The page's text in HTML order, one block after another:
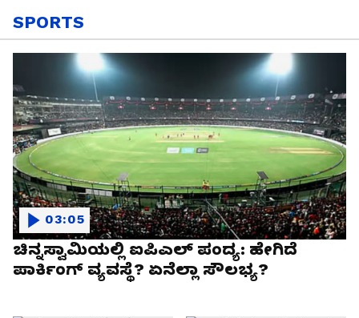
SPORTS
ಚಿನ್ನಸ್ವಾಮಿಯಲ್ಲಿ ಐಪಿಎಲ್‌ ಪಂದ್ಯ: ಹೇಗಿದೆ
ಪಾರ್ಕಿಂಗ್ ವ್ಯವಸ್ಥೆ? ಏನೆಲ್ಲಾ ಸೌಲಭ್ಯ?
03:05